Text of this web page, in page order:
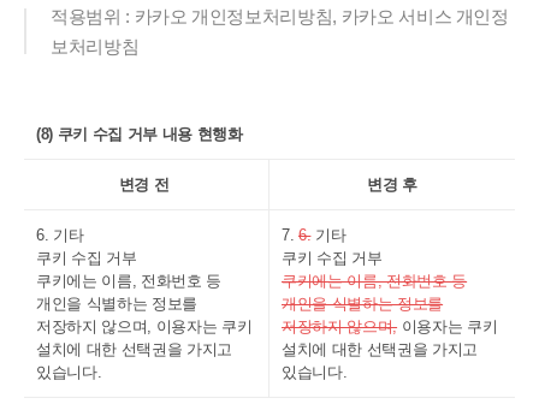
적용범위 : 카카오 개인정보처리방침, 카카오 서비스 개인정
보처리방침
(8) 쿠키 수집 거부 내용 현행화
변경 전 변경 후
6. 기타
쿠키 수집 거부
쿠키에는 이름, 전화번호 등
개인을 식별하는 정보를
저장하지 않으며, 이용자는 쿠키
설치에 대한 선택권을 가지고
있습니다.
7.6.기타
쿠키 수집 거부
쿠키에는 이름, 전화번호 등
개인을 식별하는 정보를
저장하지 않으며, 이용자는 쿠키
설치에 대한 선택권을 가지고
있습니다.